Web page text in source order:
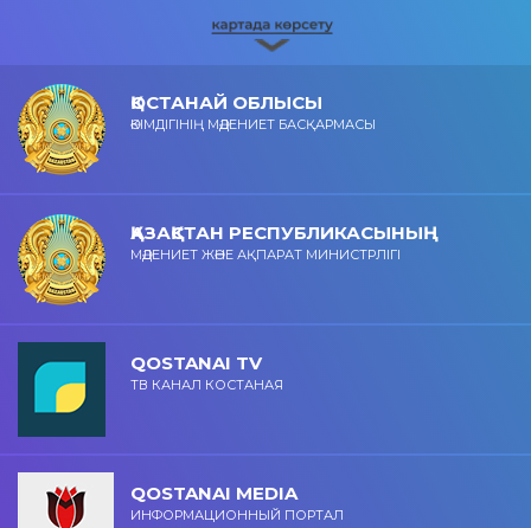
ҚОСТАНАЙ ОБЛЫСЫ
ӘКІМДІГІНІҢ МӘДЕНИЕТ БАСҚАРМАСЫ
ҚАЗАҚСТАН РЕСПУБЛИКАСЫНЫҢ
МӘДЕНИЕТ ЖӘНЕ АҚПАРАТ МИНИСТРЛІГІ
QOSTANAI TV
ТВ КАНАЛ КОСТАНАЯ
QOSTANAI MEDIA
ИНФОРМАЦИОННЫЙ ПОРТАЛ